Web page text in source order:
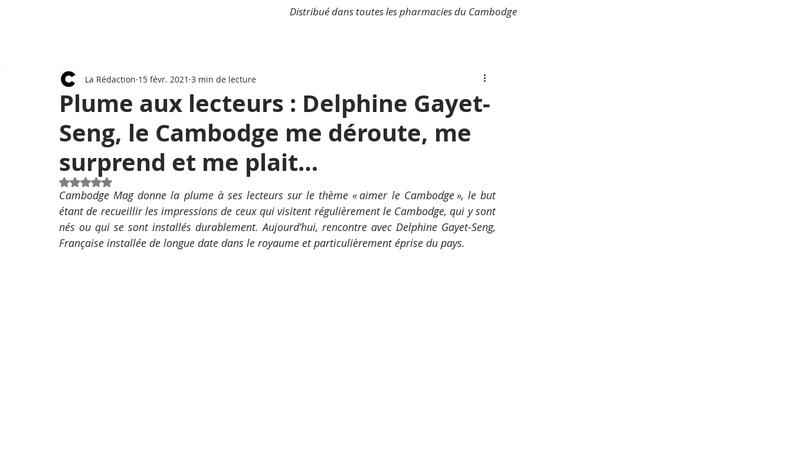
Distribué dans toutes les pharmacies du Cambodge
Plume aux lecteurs : Delphine Gayet-
Seng, le Cambodge me déroute, me
surprend et me plait…
La Rédaction 15 févr. 2021 3 min de lecture
Noté NaN étoiles sur 5.
Cambodge Mag donne la plume à ses lecteurs sur le thème « aimer le Cambodge », le but
étant de recueillir les impressions de ceux qui visitent régulièrement le Cambodge, qui y sont
nés ou qui se sont installés durablement. Aujourd’hui, rencontre avec Delphine Gayet-Seng,
Française installée de longue date dans le royaume et particulièrement éprise du pays.